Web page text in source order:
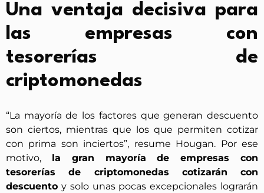
Una ventaja decisiva para
las empresas con
tesorerías de
criptomonedas
“La mayoría de los factores que generan descuento
son ciertos, mientras que los que permiten cotizar
con prima son inciertos”, resume Hougan. Por ese
motivo, la gran mayoría de empresas con
tesorerías de criptomonedas cotizarán con
descuento y solo unas pocas excepcionales lograrán